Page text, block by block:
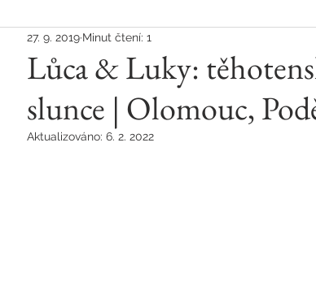
v životě
Lůca & Luky:
slunce | Olomouc,
27. 9. 2019 Minut čtení: 1
Aktualizováno: 6. 2. 2022